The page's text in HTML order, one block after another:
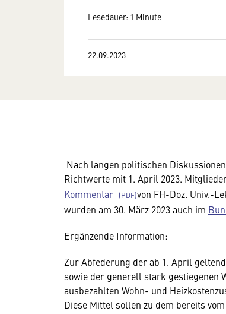
Lesedauer: 1 Minute
22.09.2023
Nach langen politischen
Richtwerte mit 1. April 2023.
Kommentar
von FH-Doz. Univ.-
wurden am 30. März 2023 auch im
Ergänzende Information:
Zur Abfederung der ab 1. April
sowie der generell stark gestiegenen
ausbezahlten Wohn- und
Diese Mittel sollen zu dem bereits